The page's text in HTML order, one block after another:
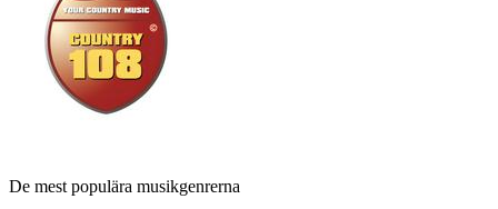
De mest populära musikgenrerna